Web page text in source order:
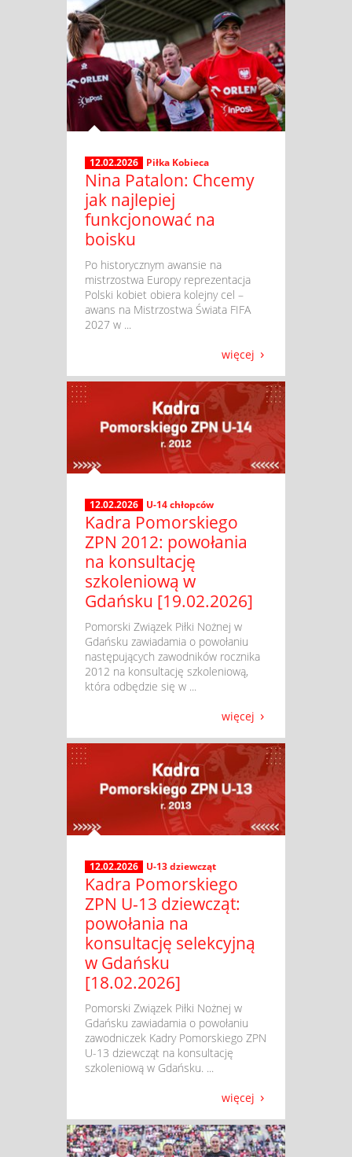
12.02.2026 Piłka Kobieca
Nina Patalon: Chcemy
jak najlepiej
funkcjonować na
boisku
​ Po historycznym awansie na
mistrzostwa Europy reprezentacja
Polski kobiet obiera kolejny cel –
awans na Mistrzostwa Świata FIFA
2027 w ...
więcej
12.02.2026 U-14 chłopców
Kadra Pomorskiego
ZPN 2012: powołania
na konsultację
szkoleniową w
Gdańsku [19.02.2026]
​ Pomorski Związek Piłki Nożnej w
Gdańsku zawiadamia o powołaniu
następujących zawodników rocznika
2012 na konsultację szkoleniową,
która odbędzie się w ...
więcej
12.02.2026 U-13 dziewcząt
Kadra Pomorskiego
ZPN U-13 dziewcząt:
powołania na
konsultację selekcyjną
w Gdańsku
[18.02.2026]
​ Pomorski Związek Piłki Nożnej w
Gdańsku zawiadamia o powołaniu
zawodniczek Kadry Pomorskiego ZPN
U-13 dziewcząt na konsultację
szkoleniową w Gdańsku. ...
więcej